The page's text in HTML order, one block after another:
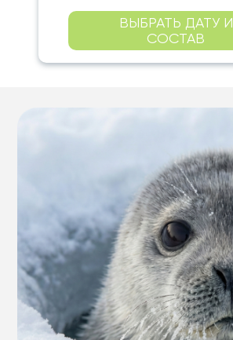
ВЫБРАТЬ ДАТУ И
СОСТАВ